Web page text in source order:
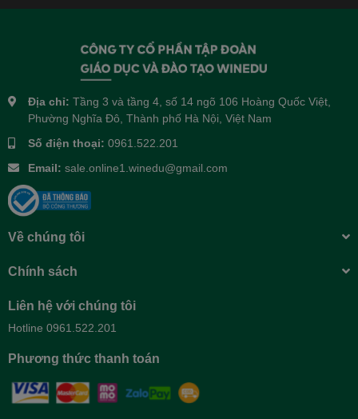
Địa chỉ: Tầng 3 và tầng 4, số 14 ngõ 106 Hoàng Quốc Việt,
Phường Nghĩa Đô, Thành phố Hà Nội, Việt Nam
Số điện thoại: 0961.522.201
Email: sale.online1.winedu@gmail.com
Về chúng tôi
Chính sách
Liên hệ với chúng tôi
Hotline 0961.522.201
Phương thức thanh toán